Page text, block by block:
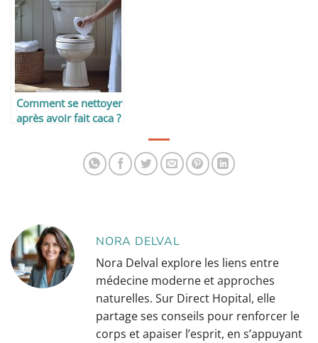
Comment se nettoyer
après avoir fait caca ?
NORA DELVAL
Nora Delval explore les liens entre
médecine moderne et approches
naturelles. Sur Direct Hopital, elle
partage ses conseils pour renforcer le
corps et apaiser l’esprit, en s’appuyant